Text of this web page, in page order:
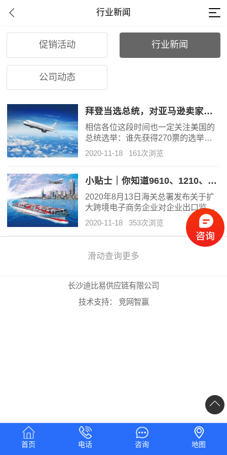
行业新闻
促销活动 行业新闻
公司动态
拜登当选总统，对亚马逊卖家有什么影响？
相信各位这段时间也一定关注美国的
总统选举：谁先获得270票的选举人
票，谁就当选新一届的美国总统。而
拜登截止11月8日（美国时间），已
的人多了，没有四年前那么傻了。）
拜登赢得总统选举，几乎是铁板钉钉
的事情了，就差官宣了。Kris不懂政
治，但是也想和各位分享对于拜登当
选后的一些看法。总体来说，拜登当
选，对于我们亚马逊卖家来说，是好
2020-11-18 161次浏览
小贴士｜你知道9610、1210、9710和9810的区别吗？
2020年8月13日海关总署发布关于扩
大跨境电子商务企业对企业出口监管
试点范围的公告：在现有试点海关基
础上，增加上海、福州、青岛、济
南、武汉、长沙、拱北、湛江、南
宁、重庆、成都、西安共12个直属海
关开展跨境电商B2B出口监管试点，
2020-11-18 353次浏览
滑动查询更多
首页 电话 咨询 地图
长沙迪比易供应链有限公司
技术支持：
竞网智赢